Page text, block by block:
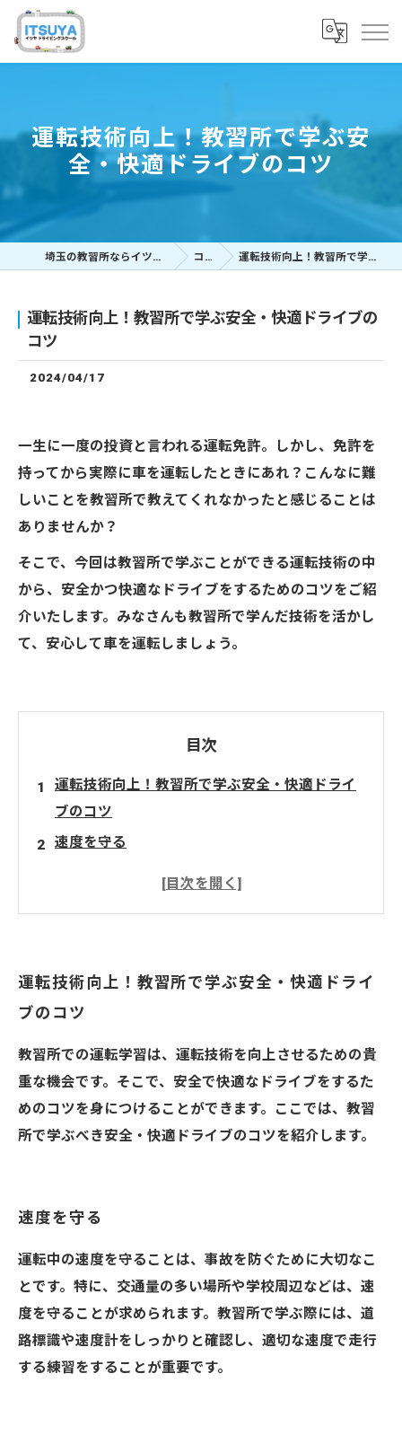
運転技術向上！教習所で学ぶ安
全・快適ドライブのコツ
埼玉の教習所ならイツヤドライビングスクール コラム 運転技術向上！教習所で学ぶ安全・快適ドライブのコツ
運転技術向上！教習所で学ぶ安全・快適ドライブの
コツ
2024/04/17
一生に一度の投資と言われる運転免許。しかし、免許を
持ってから実際に車を運転したときにあれ？こんなに難
しいことを教習所で教えてくれなかったと感じることは
ありませんか？
そこで、今回は教習所で学ぶことができる運転技術の中
から、安全かつ快適なドライブをするためのコツをご紹
介いたします。みなさんも教習所で学んだ技術を活かし
て、安心して車を運転しましょう。
目次
運転技術向上！教習所で学ぶ安全・快適ドライ
ブのコツ
速度を守る
運転技術向上！教習所で学ぶ安全・快適ドライ
ブのコツ
教習所での運転学習は、運転技術を向上させるための貴
重な機会です。そこで、安全で快適なドライブをするた
めのコツを身につけることができます。ここでは、教習
所で学ぶべき安全・快適ドライブのコツを紹介します。
速度を守る
運転中の速度を守ることは、事故を防ぐために大切なこ
とです。特に、交通量の多い場所や学校周辺などは、速
度を守ることが求められます。教習所で学ぶ際には、道
路標識や速度計をしっかりと確認し、適切な速度で走行
する練習をすることが重要です。